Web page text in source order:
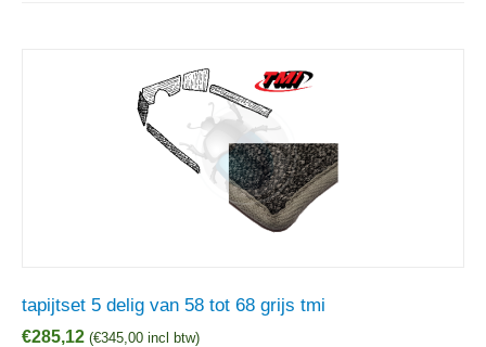
tapijtset 5 delig van 58 tot 68 grijs tmi
€285,12 (€345,00 incl btw)